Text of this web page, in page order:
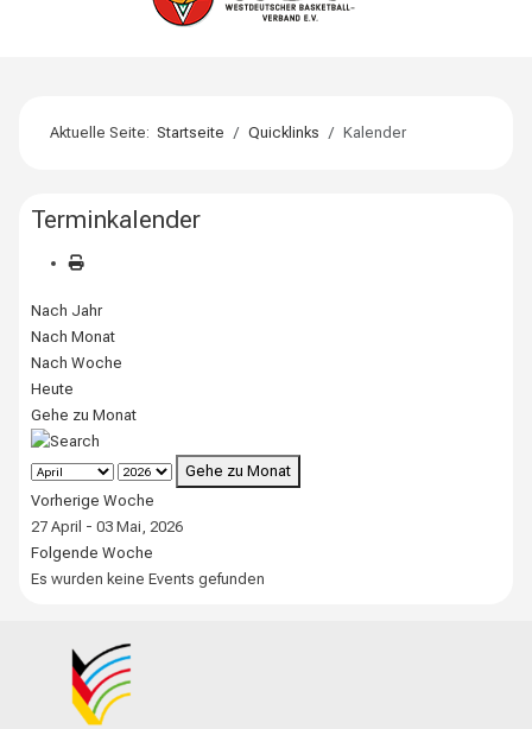
Aktuelle Seite:Startseite Quicklinks Kalender
Terminkalender
Nach Jahr
Nach Monat
Nach Woche
Heute
Gehe zu Monat
Gehe zu Monat
Vorherige Woche
27 April - 03 Mai, 2026
Folgende Woche
Es wurden keine Events gefunden